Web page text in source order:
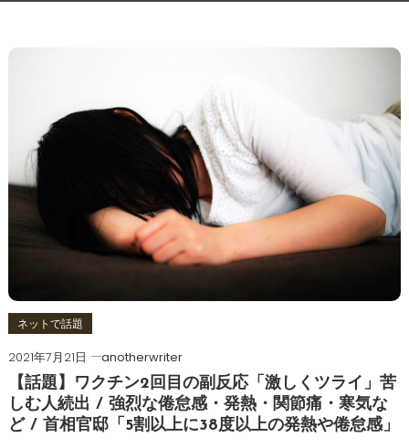
ネットで話題
2021年7月21日
anotherwriter
【話題】ワクチン2回目の副反応「激しくツライ」苦
しむ人続出 / 強烈な倦怠感・発熱・関節痛・寒気な
ど / 首相官邸「5割以上に38度以上の発熱や倦怠感」